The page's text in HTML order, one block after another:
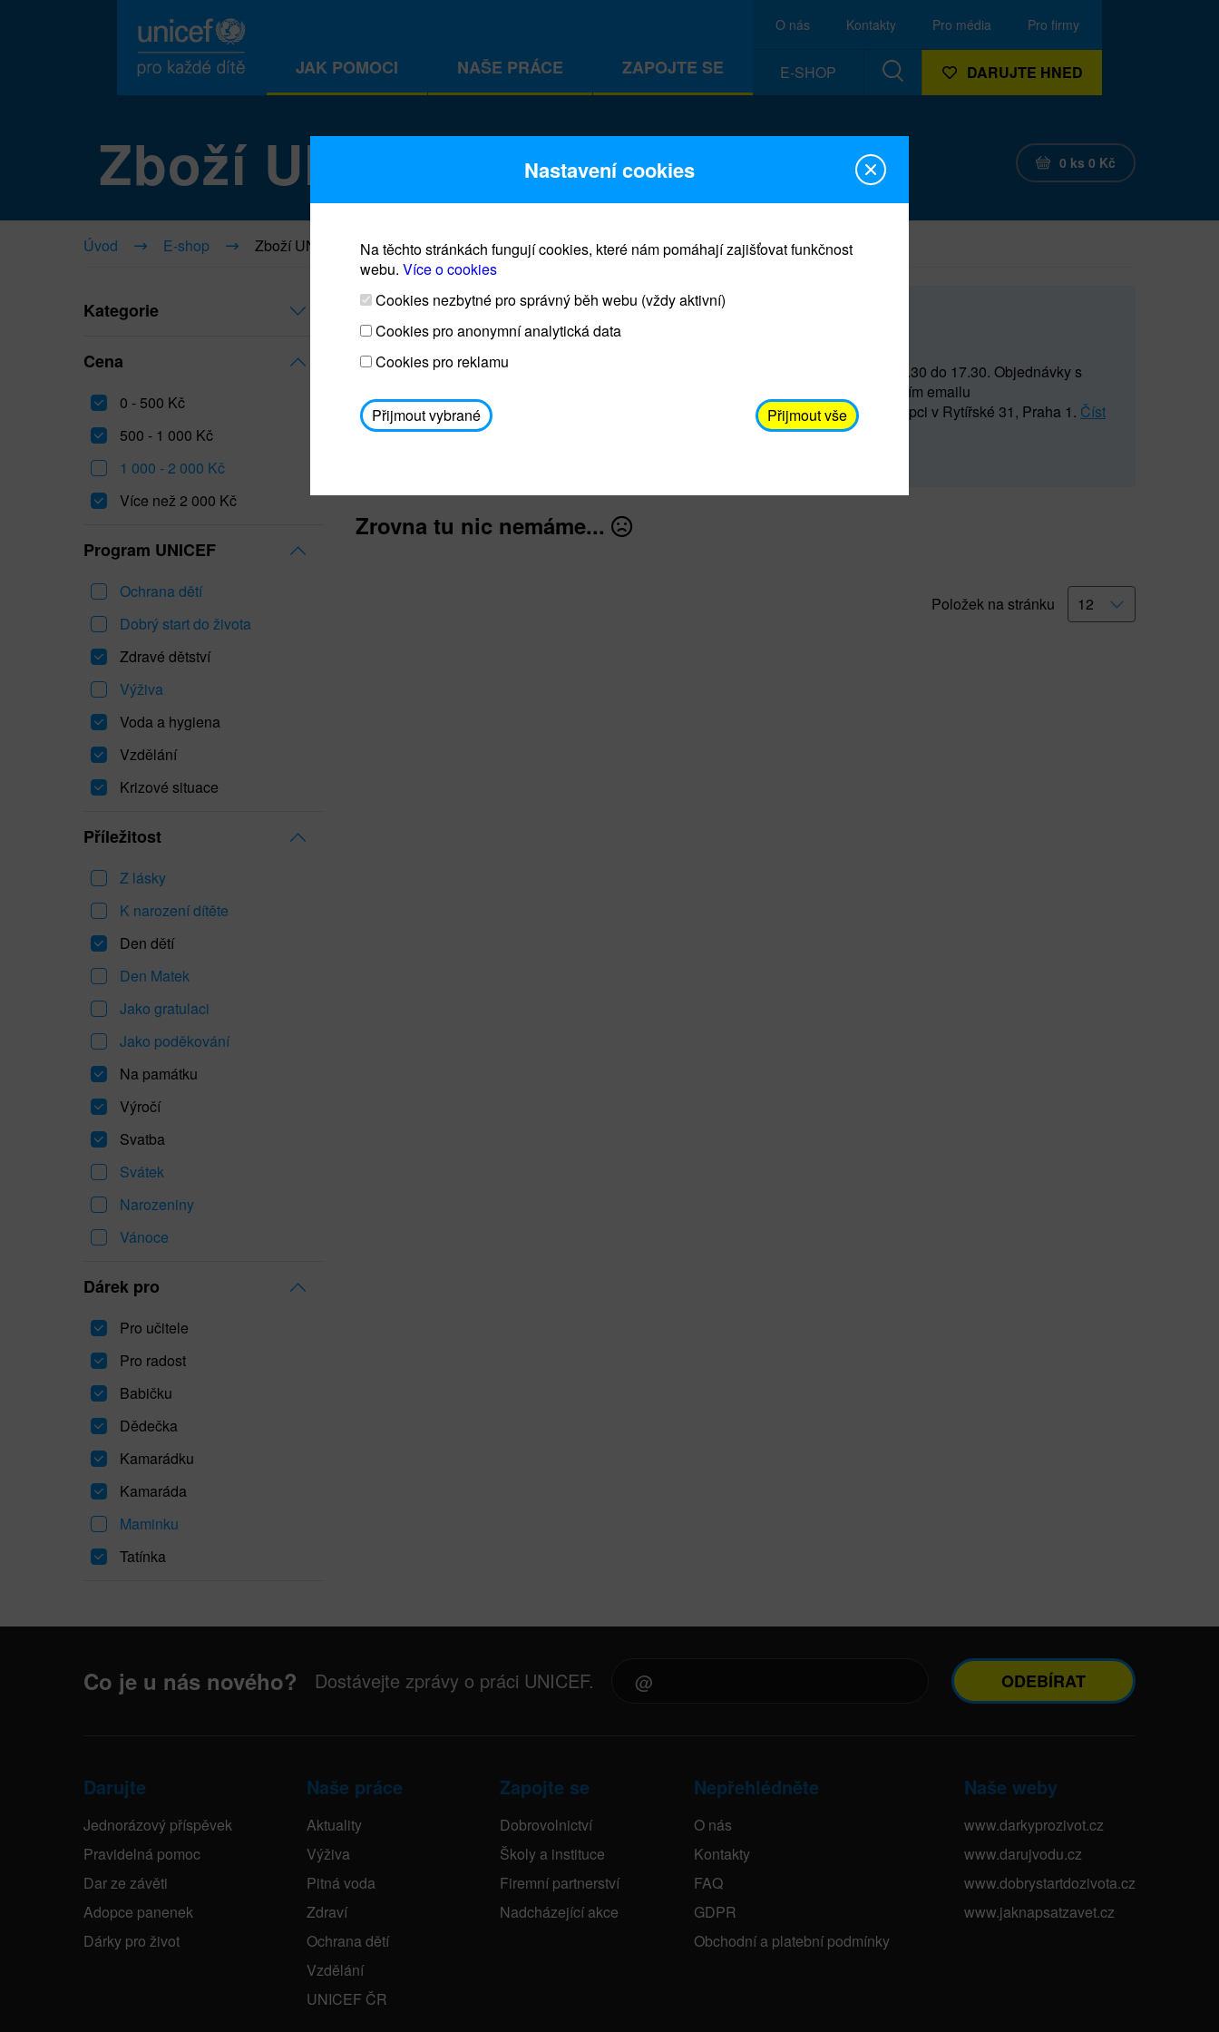
JAK POMOCI NAŠE PRÁCE ZAPOJTE SE
O nás Kontakty Pro média Pro firmy
E-SHOP DARUJTE HNED
Zboží UNICEF 0 ks 0 Kč
Úvod E-shop Zboží UNICEF
Kategorie
Cena
0 - 500 Kč
500 - 1 000 Kč
1 000 - 2 000 Kč
Více než 2 000 Kč
Program UNICEF
Ochrana dětí
Dobrý start do života
Zdravé dětství
Výživa
Voda a hygiena
Vzdělání
Krizové situace
Příležitost
Z lásky
K narození dítěte
Den dětí
Den Matek
Jako gratulaci
Jako poděkování
Na památku
Výročí
Svatba
Svátek
Narozeniny
Vánoce
Dárek pro
Pro učitele
Pro radost
Babičku
Dědečka
Kamarádku
Kamaráda
Maminku
Tatínka
Prodej blahopřání a dárků UNICEF
Prodejna UNICEF bude otevřena každý čtvrtek o 11 do 15 a od 15.30 do 17.30. Objednávky s
osobním odběrem je možné vyzvednout po domluvě (prostřednictvím emailu
avodickova@unicef.cz nebo telefonním čísle 606 655 547) na recepci v Rytířské 31, Praha 1. Číst
dále
Zrovna tu nic nemáme...
Položek na stránku
Co je u nás nového? Dostávejte zprávy o práci UNICEF. ODEBÍRAT
Darujte
Jednorázový příspěvek
Pravidelná pomoc
Dar ze závěti
Adopce panenek
Dárky pro život
Naše práce
Aktuality
Výživa
Pitná voda
Zdraví
Ochrana dětí
Vzdělání
UNICEF ČR
Zapojte se
Dobrovolnictví
Školy a instituce
Firemní partnerství
Nadcházející akce
Nepřehlédněte
O nás
Kontakty
FAQ
GDPR
Obchodní a platební podmínky
Naše weby
www.darkyprozivot.cz
www.darujvodu.cz
www.dobrystartdozivota.cz
www.jaknapsatzavet.cz
Nastavení cookies
Na těchto stránkách fungují cookies, které nám pomáhají zajišťovat funkčnost
webu. Více o cookies
Cookies nezbytné pro správný běh webu (vždy aktivní)
Cookies pro anonymní analytická data
Cookies pro reklamu
Přijmout vybrané Přijmout vše